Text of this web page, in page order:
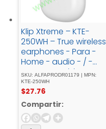
Klip Xtreme – KTE-
250WH – True wireless
earphones - Para -
Home - audio - / -
Para - Portable -
electronics - / - Para -
Tablet - / - Para -
Cellular -
phoneWirelessWls -
Charging21h
SKU: ALFAPRODR01179 | MPN:
KTE-250WH
$27.76
Compartir: